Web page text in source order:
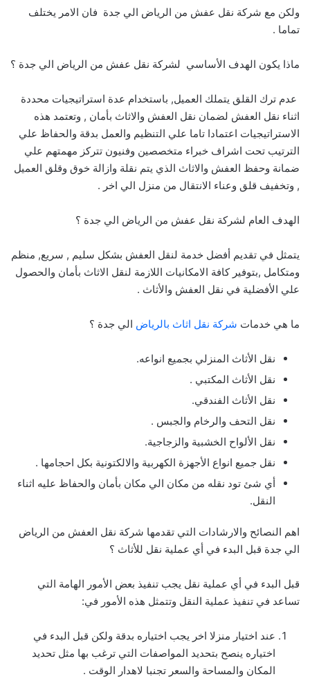
ولكن مع شركة نقل عفش من الرياض الي جدة فان الامر يختلف
تماما .
ماذا يكون الهدف الأساسي لشركة نقل عفش من الرياض الي جدة ؟
عدم ترك القلق يتملك العميل, باستخدام عدة استراتيجيات محددة
اثناء نقل العفش لضمان نقل العفش والاثاث بأمان , وتعتمد هذه
الاستراتيجيات اعتمادا تاما علي التنظيم والعمل بدقة والحفاظ علي
الترتيب تحت اشراف خبراء متخصصين وفنيون تتركز مهمتهم علي
ضمانة وحفظ العفش والاثاث الذي يتم نقلة وازالة خوق وقلق العميل
, وتخفيف قلق وعناء الانتقال من منزل الي اخر .
الهدف العام لشركة نقل عفش من الرياض الي جدة ؟
يتمثل في تقديم أفضل خدمة لنقل العفش بشكل سليم , سريع, منظم
ومتكامل ,بتوفير كافة الامكانيات اللازمة لنقل الاثاث بأمان والحصول
علي الأفضلية في نقل العفش والأثاث .
ما هي خدمات شركة نقل اثاث بالرياض الي جدة ؟
نقل الأثاث المنزلي بجميع انواعه.
نقل الأثاث المكتبي .
نقل الأثاث الفندقي.
نقل التحف والرخام والجبس .
نقل الألواح الخشبية والزجاجية.
نقل جميع انواع الأجهزة الكهربية والالكتونية بكل احجامها .
أي شئ تود نقله من مكان الي مكان بأمان والحفاظ عليه اثناء
النقل.
اهم النصائح والارشادات التي تقدمها شركة نقل العفش من الرياض
الي جدة قبل البدء في أي عملية نقل للأثاث ؟
قبل البدء في أي عملية نقل يجب تنفيذ بعض الأمور الهامة التي
تساعد في تنفيذ عملية النقل وتتمثل هذه الأمور في:
عند اختيار منزلا اخر يجب اختياره بدقة ولكن قبل البدء في
اختياره ينصح بتحديد المواصفات التي ترغب بها مثل تحديد
المكان والمساحة والسعر تجنبا لاهدار الوقت .